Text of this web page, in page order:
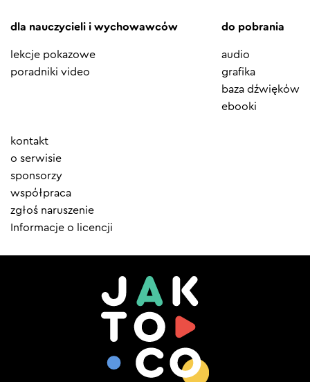
dla nauczycieli i wychowawców
lekcje pokazowe
poradniki video
do pobrania
audio
grafika
baza dźwięków
ebooki
Element
menu
kontakt
o serwisie
sponsorzy
współpraca
zgłoś naruszenie
Informacje o licencji